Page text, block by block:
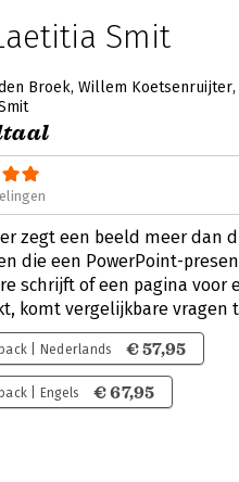
Smit
Broek Willem Koetsenruijter
zegt een beeld meer dan
die een PowerPoint-
schrijft of een pagina voor
komt vergelijkbare vragen
| Nederlands € 57,95
| Engels € 67,95